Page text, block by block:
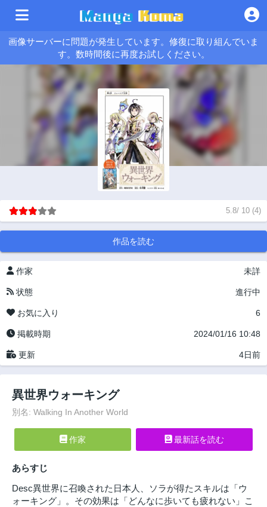
画像サーバーに問題が発生しています。修復に取り組んでいま
す。数時間後に再度お試しください。
5.8/ 10 (4)
作品を読む
作家 未詳
状態 進行中
お気に入り 6
掲載時期 2024/01/16 10:48
更新 4日前
異世界ウォーキング
別名: Walking In Another World
作家 最新話を読む
あらすじ
Desc異世界に召喚された日本人、ソラが得たスキルは「ウ
ォーキング」。その効果は「どんなに歩いても疲れない」こ